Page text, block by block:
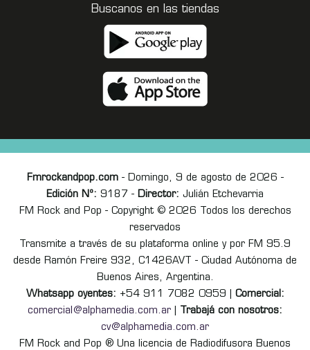
Buscanos en las tiendas
Fmrockandpop.com- Domingo, 9 de agosto de 2026 -
Edición Nº: 9187 - Director: Julián Etchevarria
FM Rock and Pop - Copyright © 2026 Todos los derechos
reservados
Transmite a través de su plataforma online y por FM 95.9
desde Ramón Freire 932, C1426AVT - Ciudad Autónoma de
Buenos Aires, Argentina.
Whatsapp oyentes: +54 911 7082 0959 | Comercial:
comercial@alphamedia.com.ar
Trabajá con nosotros:
cv@alphamedia.com.ar
FM Rock and Pop ® Una licencia de Radiodifusora Buenos